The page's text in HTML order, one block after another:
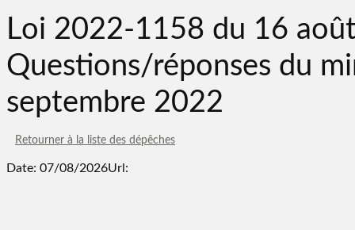
Loi 2022-1158 du 16
Questions/réponses du
septembre 2022
Retourner à la liste des dépêches
Date: 07/08/2026Url: